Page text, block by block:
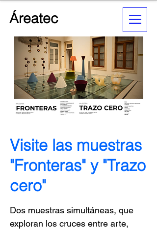
Áreatec
Visite las muestras
"Fronteras" y "Trazo
cero"
Dos muestras simultáneas, que
exploran los cruces entre arte,